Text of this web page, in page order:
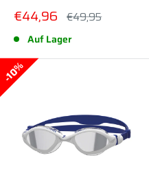
Sonderpreis
€44,96 Normalpreis
€49,95
Auf Lager
10%